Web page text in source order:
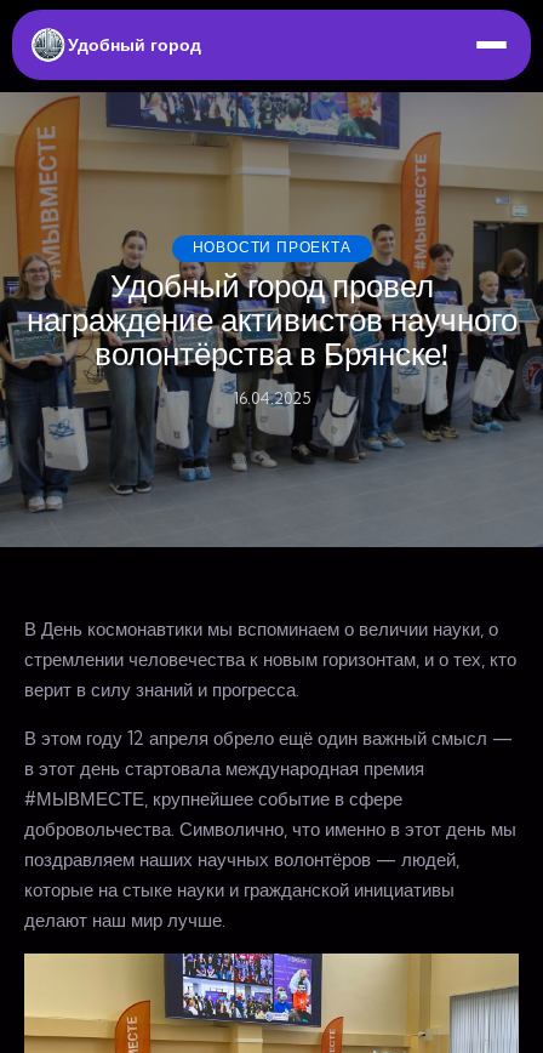
Удобный город
НОВОСТИ ПРОЕКТА
Удобный город провел
награждение активистов научного
волонтёрства в Брянске!
16.04.2025
В День космонавтики мы вспоминаем о величии науки, о
стремлении человечества к новым горизонтам, и о тех, кто
верит в силу знаний и прогресса.
В этом году 12 апреля обрело ещё один важный смысл —
в этот день стартовала международная премия
#МЫВМЕСТЕ, крупнейшее событие в сфере
добровольчества. Символично, что именно в этот день мы
поздравляем наших научных волонтёров — людей,
которые на стыке науки и гражданской инициативы
делают наш мир лучше.